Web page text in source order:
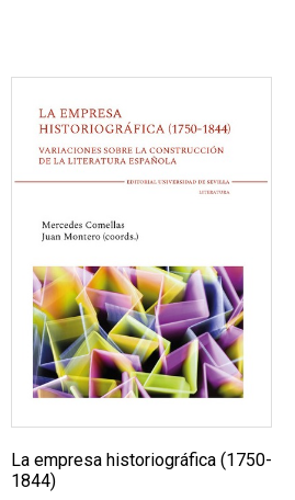
La empresa historiográfica (1750-
1844)